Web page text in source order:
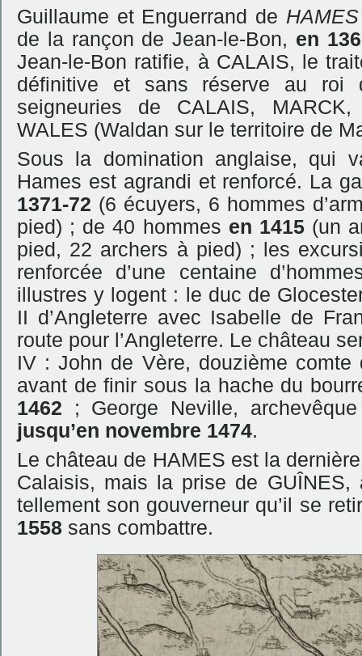
Guillaume et Enguerrand de HAMES
de la rançon de Jean-le-Bon, en
Jean-le-Bon ratifie, à CALAIS, le
définitive et sans réserve au roi
seigneuries de CALAIS, MARCK,
WALES (Waldan sur le territoire de
Sous la domination anglaise, qui
Hames est agrandi et renforcé. La
1371-72 (6 écuyers, 6 hommes
pied) ; de 40 hommes en 1415(un
pied, 22 archers à pied) ; les
renforcée d’une centaine
illustres y logent : le duc de
II d’Angleterre avec Isabelle de
route pour l’Angleterre. Le château
IV : John de Vère, douzième
avant de finir sous la hache du
1462 ; George Neville,
jusqu’en novembre 1474.
Le château de HAMES est la
Calaisis, mais la prise de GUÎNES,
tellement son gouverneur qu’il se
1558 sans combattre.